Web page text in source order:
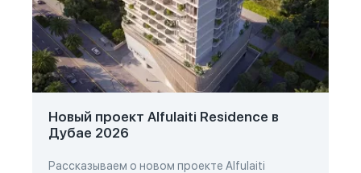
Новый проект Alfulaiti Residence в
Дубае 2026
Рассказываем о новом проекте Alfulaiti